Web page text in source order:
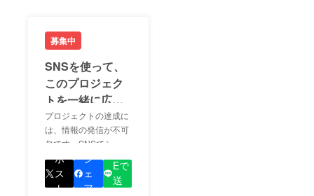
募集中
SNSを使って、
このプロジェク
トを一緒に広め
ましょう！
プロジェクトの達成に
は、情報の発信が不可
欠です。SNSでシェア
をして、あなたが応援
しているプロジェクト
の良さを知ってもらい
ポ
ス
ト
シ
ェ
ア
Eで
送